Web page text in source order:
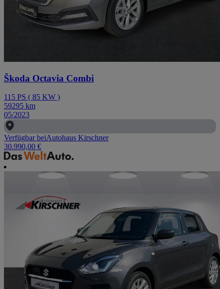
Škoda Octavia Combi
115 PS ( 85 KW )
59295 km
05/2023
Verfügbar beiAutohaus Kirschner
30.990,00 €